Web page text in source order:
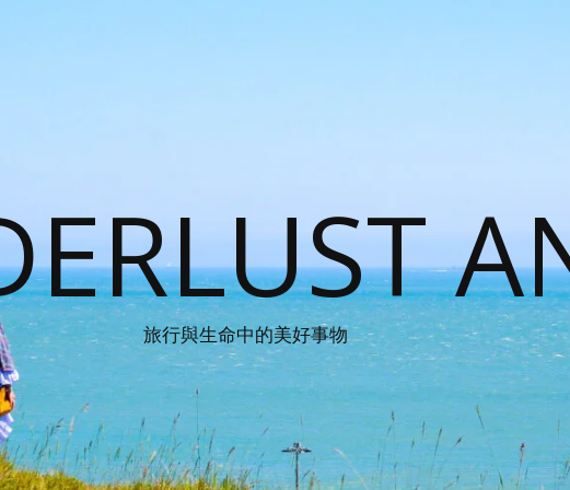
旅行與生命中的美好事物